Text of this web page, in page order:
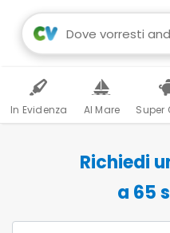
In Evidenza Al Mare Super
Richiedi
a 65